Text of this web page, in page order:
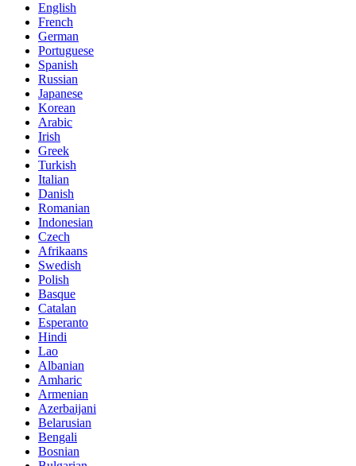
English
French
German
Portuguese
Spanish
Russian
Japanese
Korean
Arabic
Irish
Greek
Turkish
Italian
Danish
Romanian
Indonesian
Czech
Afrikaans
Swedish
Polish
Basque
Catalan
Esperanto
Hindi
Lao
Albanian
Amharic
Armenian
Azerbaijani
Belarusian
Bengali
Bosnian